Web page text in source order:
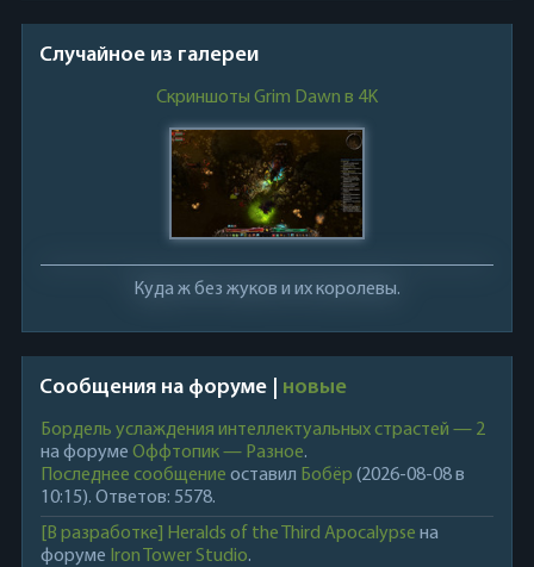
Случайное из галереи
Скриншоты Grim Dawn в 4K
Куда ж без жуков и их королевы.
Сообщения на форуме | новые
Бордель услаждения интеллектуальных страстей — 2
на форуме Оффтопик — Разное.
Последнее сообщение оставил Бобёр (2026-08-08 в
10:15). Ответов: 5578.
[В разработке] Heralds of the Third Apocalypse на
форуме Iron Tower Studio.